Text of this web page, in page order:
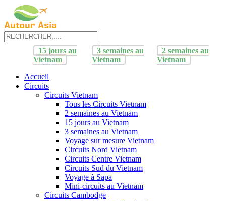
15 jours au
Vietnam
3 semaines au
Vietnam
2 semaines au
Vietnam
Accueil
Circuits
Circuits Vietnam
Tous les Circuits Vietnam
2 semaines au Vietnam
15 jours au Vietnam
3 semaines au Vietnam
Voyage sur mesure Vietnam
Circuits Nord Vietnam
Circuits Centre Vietnam
Circuits Sud du Vietnam
Voyage à Sapa
Mini-circuits au Vietnam
Circuits Cambodge